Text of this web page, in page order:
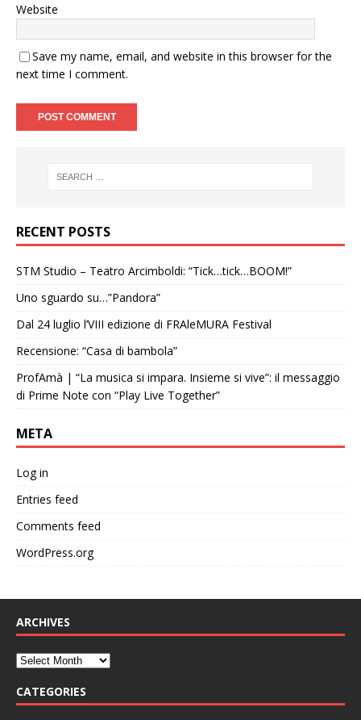
Website
Save my name, email, and website in this browser for the
next time I comment.
RECENT POSTS
STM Studio – Teatro Arcimboldi: “Tick…tick…BOOM!”
Uno sguardo su…”Pandora”
Dal 24 luglio l’VIII edizione di FRAleMURA Festival
Recensione: “Casa di bambola”
ProfAmà | “La musica si impara. Insieme si vive”: il messaggio
di Prime Note con “Play Live Together”
META
Log in
Entries feed
Comments feed
WordPress.org
ARCHIVES
CATEGORIES